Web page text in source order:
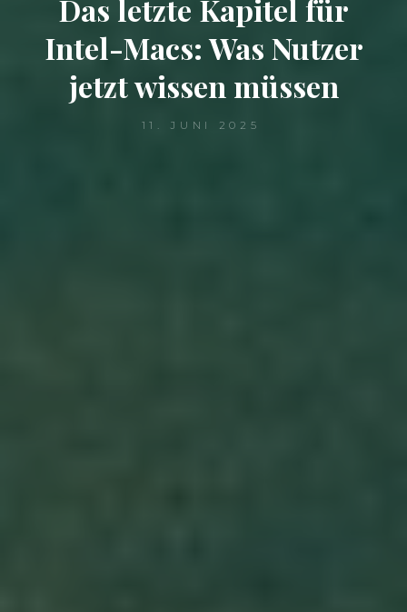
Das letzte Kapitel für
Intel-Macs: Was Nutzer
jetzt wissen müssen
11. JUNI 2025